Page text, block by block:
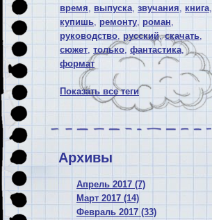
время, выпуска, звучания, книга,
купишь, ремонту, роман,
руководство, русский,скачать,
сюжет, только, фантастика,
формат
Показать все теги
Архивы
Апрель 2017 (7)
Март 2017 (14)
Февраль 2017 (33)